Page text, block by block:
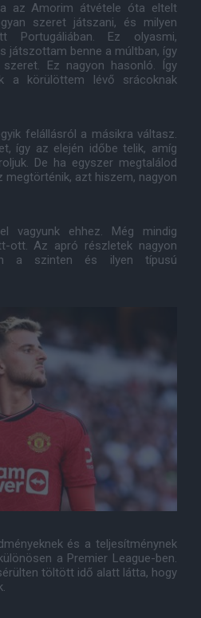
az Amorim átvétele óta eltelt
szeret játszani, és milyen
Portugáliában. Ez olyasmi,
játszottam benne a múltban, így
Ez nagyon hasonló. Így
a körülöttem lévő srácoknak
felállásról a másikra váltasz.
így az elején időbe telik, amíg
De ha egyszer megtalálod
megtörténik, azt hiszem, nagyon
vagyunk ehhez. Még mindig
ott. Az apró részletek nagyon
a szinten és ilyen típusú
és a teljesítménynek
a Premier League-ben.
töltött idő alatt látta, hogy